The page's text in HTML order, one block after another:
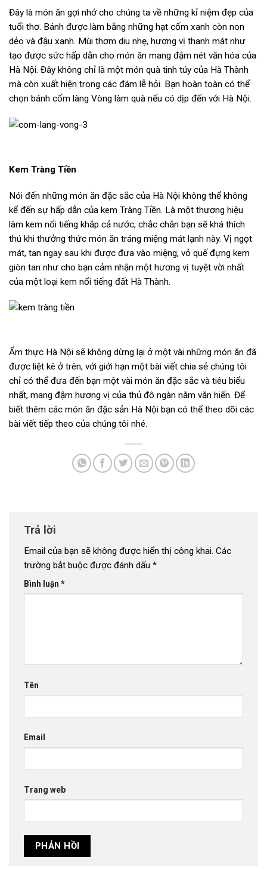
Đây là món ăn gợi nhớ cho chúng ta về những kỉ niệm đẹp của
tuổi thơ. Bánh được làm bằng những hạt cốm xanh còn non
dẻo và đậu xanh. Mùi thơm diu nhẹ, hương vị thanh mát như
tạo được sức hấp dẫn cho món ăn mang đậm nét văn hóa của
Hà Nội. Đây không chỉ là một món quà tinh túy của Hà Thành
mà còn xuất hiện trong các đám lễ hỏi. Bạn hoàn toàn có thể
chọn bánh cốm làng Vòng làm quà nếu có dịp đến với Hà Nội.
Kem Tràng Tiền
Nói đến những món ăn đặc sắc của Hà Nội không thể không
kể đến sự hấp dẫn của kem Tràng Tiền. Là một thương hiệu
làm kem nổi tiếng khắp cả nước, chắc chắn bạn sẽ khá thích
thú khi thưởng thức món ăn tráng miệng mát lạnh này. Vị ngọt
mát, tan ngay sau khi được đưa vào miệng, vỏ quế đựng kem
giòn tan như cho bạn cảm nhận một hương vị tuyệt vời nhất
của một loại kem nổi tiếng đất Hà Thành.
Ẩm thực Hà Nội sẽ không dừng lại ở một vài những món ăn đã
được liệt kê ở trên, với giới hạn một bài viết chia sẻ chúng tôi
chỉ có thể đưa đến bạn một vài món ăn đặc sắc và tiêu biểu
nhất, mang đậm hương vị của thủ đô ngàn năm văn hiến. Để
biết thêm các món ăn đặc sản Hà Nội bạn có thể theo dõi các
bài viết tiếp theo của chúng tôi nhé.
Trả lời
Email của bạn sẽ không được hiển thị công khai. Các
trường bắt buộc được đánh dấu *
Bình luận *
Tên
Email
Trang web